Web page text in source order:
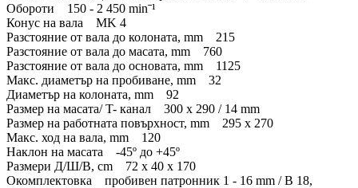
Обороти 150 - 2 450 minˉ¹
Конус на вала MK 4
Разстояние от вала до колоната, mm 215
Разстояние от вала до масата, mm 760
Разстояние от вала до основата, mm 1125
Макс. диаметър на пробиване, mm 32
Диаметър на колоната, mm 92
Размер на масата/ T- канал 300 x 290 / 14 mm
Размер на работната повърхност, mm 295 x 270
Макс. ход на вала, mm 120
Наклон на масата -45º до +45º
Размери Д/Ш/В, cm 72 x 40 x 170
Окомплектовка пробивен патронник 1 - 16 mm / B 18,